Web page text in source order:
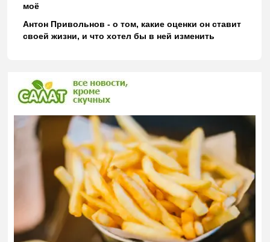
моё
Антон Привольнов - о том, какие оценки он ставит
своей жизни, и что хотел бы в ней изменить